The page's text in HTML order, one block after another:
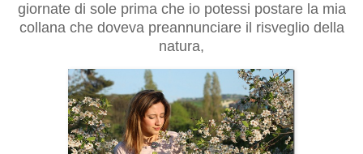
giornate di sole prima che io potessi postare la mia
collana che doveva preannunciare il risveglio della
natura,